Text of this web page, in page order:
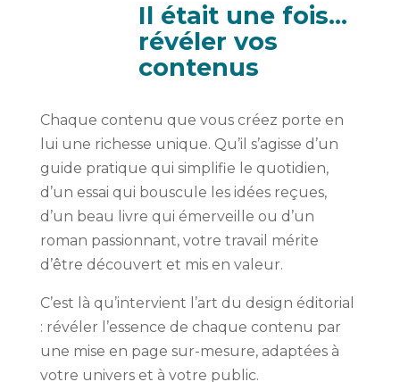
Il était une fois…
révéler vos
contenus
Chaque contenu que vous créez porte en
lui une richesse unique. Qu’il s’agisse d’un
guide pratique qui simplifie le quotidien,
d’un essai qui bouscule les idées reçues,
d’un beau livre qui émerveille ou d’un
roman passionnant, votre travail mérite
d’être découvert et mis en valeur.
C’est là qu’intervient l’art du design éditorial
: révéler l’essence de chaque contenu par
une mise en page sur-mesure, adaptées à
votre univers et à votre public.